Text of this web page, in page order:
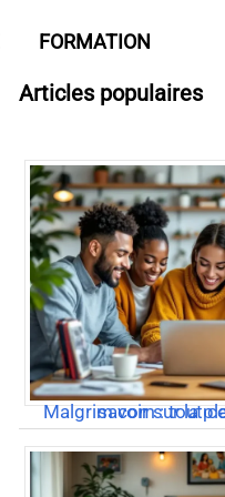
FORMATION
Articles populaires
Malgrim com : tout ce que vous